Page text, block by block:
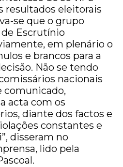
resultados eleitorais
se que o grupo
Escrutínio
em plenário o
e brancos para a
Não se tendo
nacionais
comunicado,
acta com os
diante dos factos e
constantes e
disseram no
lido pela